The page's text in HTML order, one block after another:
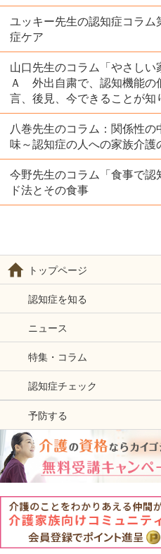
ユッキー先生の認知症コラ
症ケア
山口先生のコラム「やさしい
Ａ 外出自粛で、認知機能の
言、後見、今できることが知
八巻先生のコラム：関係性
味～認知症の人への家族介護
今野先生のコラム「食事で
ド法とその食事
トップページ
認知症を知る
ニュース
特集・コラム
認知症チェック
予防する